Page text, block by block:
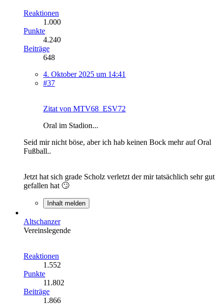
Reaktionen
1.000
Punkte
4.240
Beiträge
648
4. Oktober 2025 um 14:41
#37
Zitat von MTV68_ESV72
Oral im Stadion...
Seid mir nicht böse, aber ich hab keinen Bock mehr auf Oral
Fußball..
Jetzt hat sich grade Scholz verletzt der mir tatsächlich sehr gut
gefallen hat 🙄
Inhalt melden
Altschanzer
Vereinslegende
Reaktionen
1.552
Punkte
11.802
Beiträge
1.866